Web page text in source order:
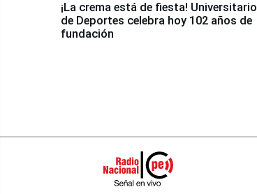
¡La crema está de fiesta! Universitario
de Deportes celebra hoy 102 años de
fundación